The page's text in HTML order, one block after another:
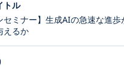
セミナー】生成AIの急速な進
えるか